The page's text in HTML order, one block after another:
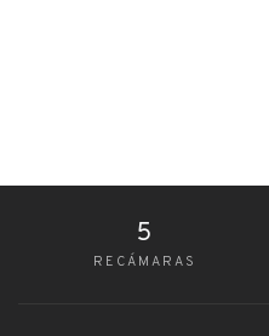
5
RECÁMARAS